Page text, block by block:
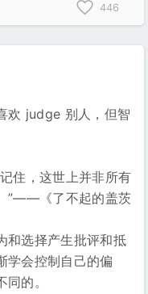
446
欢 judge 别人，但智
住，这世上并非所有
”——《了不起的盖茨
和选择产生批评和抵
学会控制自己的偏
的。